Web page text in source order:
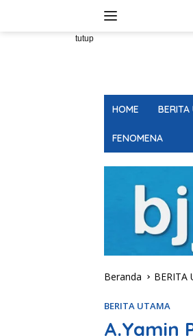
tutup
HOME BERITA
FENOMENA
Beranda BERITA
BERITA UTAMA
A.Yamin